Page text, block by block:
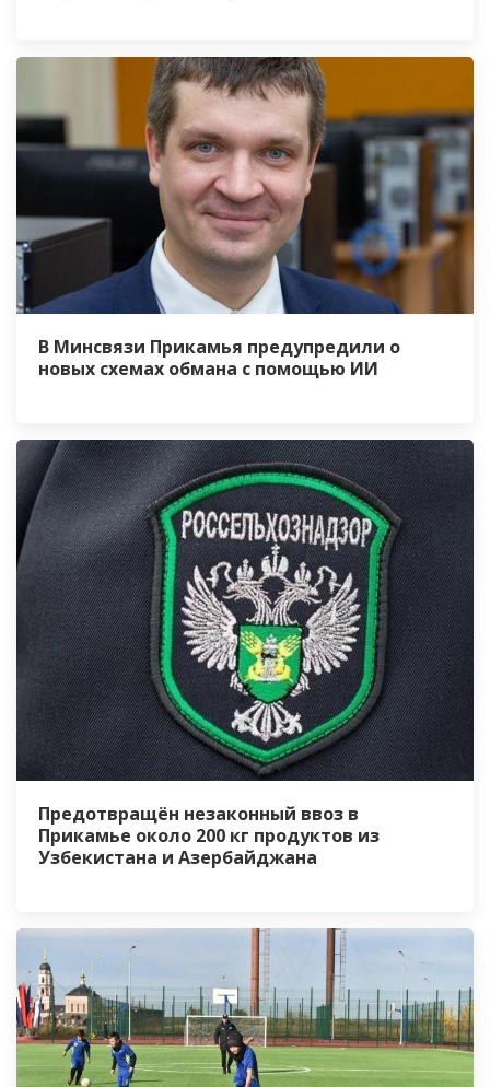
В Минсвязи Прикамья предупредили о
новых схемах обмана с помощью ИИ
Предотвращён незаконный ввоз в
Прикамье около 200 кг продуктов из
Узбекистана и Азербайджана